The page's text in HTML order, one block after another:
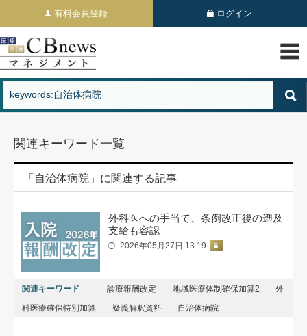
有料会員登録 ログイン
関連キーワード一覧
「自治体病院」に関連する記事
外科医への手当て、条例改正後の遡及
支給も容認
2026年05月27日 13:19
関連キーワード 診療報酬改定 地域医療体制確保加算2
外
科医療確保特別加算
疑義解釈資料 自治体病院